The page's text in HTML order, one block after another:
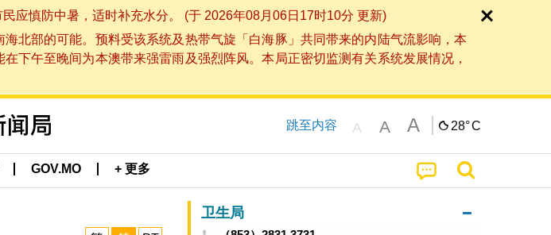
应慎防中暑，适时补充水分。 (于 2026年08月06日17时10分 更新)
北部的可能。预料受该系统及热带气旋「白海豚」共同带来的内陆气流影响，本
下午至晚间为本澳带来强雷雨及强烈阵风。本局正密切监测有关系统发展情况，
跳至内容 A A A 28°C
GOV.MO + 更多
卫生局